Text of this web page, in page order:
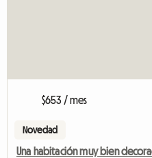
$653 / mes
Novedad
Una habitación muy bien